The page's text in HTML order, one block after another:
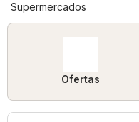
Supermercados
Ofertas